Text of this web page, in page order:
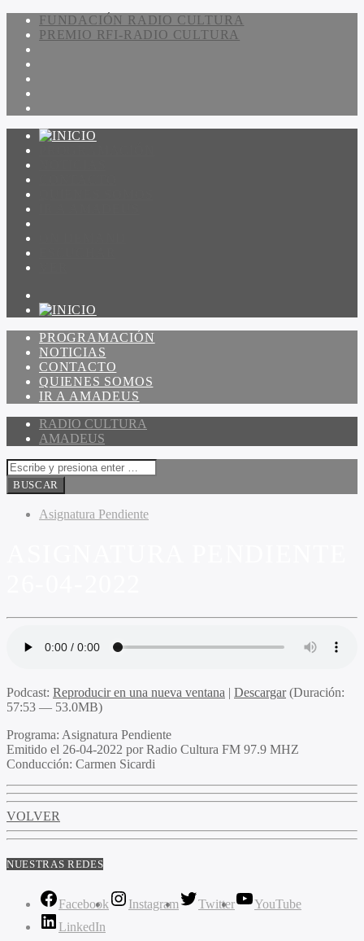
FUNDACIÓN RADIO CULTURA
PREMIO RFI-RADIO CULTURA
PROGRAMACIÓN
NOTICIAS
CONTACTO
QUIENES SOMOS
IR A AMADEUS
RADIO CULTURA
AMADEUS
Asignatura Pendiente
Podcast: Reproducir en una nueva ventana | Descargar(Duración:
57:53 — 53.0MB)
Programa: Asignatura Pendiente
Emitido el 26-04-2022 por Radio Cultura FM 97.9 MHZ
Conducción: Carmen Sicardi
VOLVER
NUESTRAS REDES
Facebook Instagram Twitter
YouTube
LinkedIn